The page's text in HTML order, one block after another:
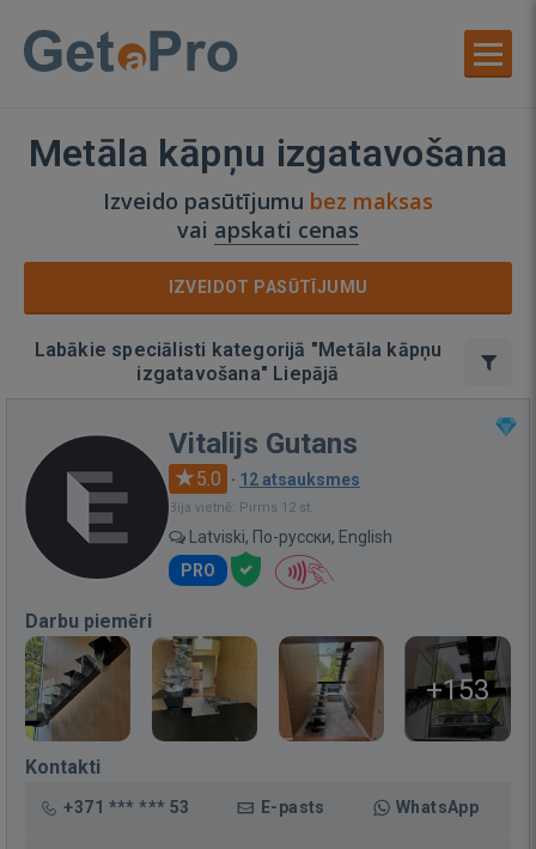
Metāla kāpņu izgatavošana
Izveido pasūtījumu bez maksas
vai apskati cenas
IZVEIDOT PASŪTĪJUMU
Labākie speciālisti kategorijā "Metāla kāpņu
izgatavošana" Liepājā
Vitalijs Gutans
5.0 · 12 atsauksmes
Bija vietnē: Pirms 12 st.
Latviski, По-русски, English
PRO
Darbu piemēri
+153
Kontakti
+371 *** *** 53 E-pasts WhatsApp